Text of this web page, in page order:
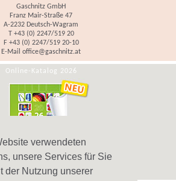
verwendeten
unsere Services für Sie
der Nutzung unserer
Gaschnitz GmbH
Franz Mair-Straße 47
A-2232 Deutsch-Wagram
T +43 (0) 2247/519 20
F +43 (0) 2247/519 20-10
E-Mail office@gaschnitz.at
Online-Katalog 2026